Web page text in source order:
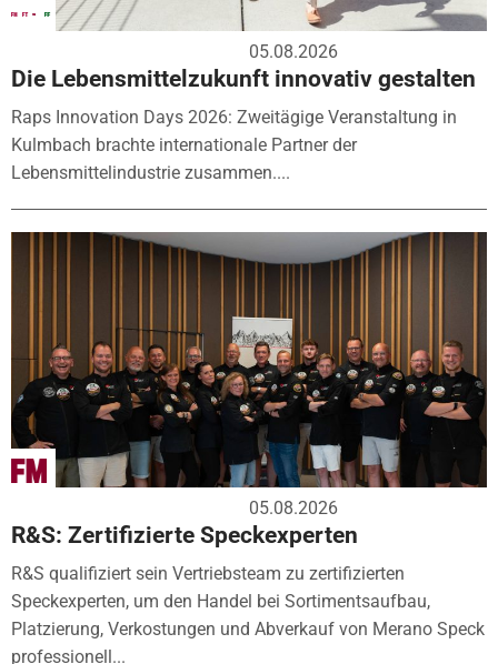
05.08.2026
Die Lebensmittelzukunft innovativ gestalten
Raps Innovation Days 2026: Zweitägige Veranstaltung in
Kulmbach brachte internationale Partner der
Lebensmittelindustrie zusammen....
05.08.2026
R&S: Zertifizierte Speckexperten
R&S qualifiziert sein Vertriebsteam zu zertifizierten
Speckexperten, um den Handel bei Sortimentsaufbau,
Platzierung, Verkostungen und Abverkauf von Merano Speck
professionell...